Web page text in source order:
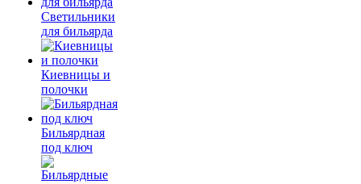
Светильники
для бильярда
Киевницы и
полочки
Бильярдная
под ключ